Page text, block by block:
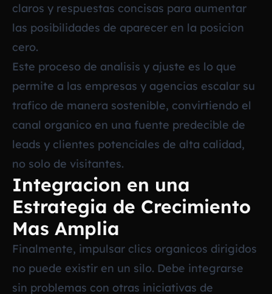
claros y respuestas concisas para aumentar
las posibilidades de aparecer en la posicion
cero.
Este proceso de analisis y ajuste es lo que
permite a las empresas y agencias escalar su
trafico de manera sostenible, convirtiendo el
canal organico en una fuente predecible de
leads y clientes potenciales de alta calidad,
no solo de visitantes.
Integracion en una
Estrategia de Crecimiento
Mas Amplia
Finalmente, impulsar clics organicos dirigidos
no puede existir en un silo. Debe integrarse
sin problemas con otras iniciativas de